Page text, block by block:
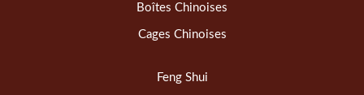
Boîtes Chinoises
Cages Chinoises
Feng Shui